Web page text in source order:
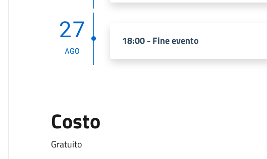
27
AGO
18:00 - Fine evento
Costo
Gratuito